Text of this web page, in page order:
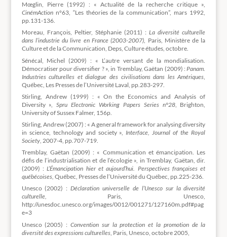
Mœglin, Pierre (1992) : « Actualité de la recherche critique »,
CinémActionn°63, “Les théories de la communication”, mars 1992,
pp.131-136.
Moreau, François, Peltier, Stéphanie (2011) :La diversité culturelle
dans l’industrie du livre en France (2003-2007), Paris, Ministère de la
Culture et de la Communication, Deps, Culture études, octobre.
Sénécal, Michel (2009) : « L’autre versant de la mondialisation.
Démocratiser pour diversifier ? », in Tremblay, Gaëtan (2009) : Panam.
Industries culturelles et dialogue des civilisations dans les Amériques
Québec, Les Presses de l’Université Laval, pp.283-297.
Stirling, Andrew (1999) : « On the Economics and Analysis of
Diversity »,Spru Electronic Working Papers Series n°28, Brighton,
University of Sussex Falmer, 156p.
Stirling, Andrew (2007) : « A general framework for analysing diversity
in science, technology and society », Interface, Journal of the Royal
Society, 2007-4, pp.707-719.
Tremblay, Gaëtan (2009) : « Communication et émancipation. Les
défis de l’industrialisation et de l’écologie », in Tremblay, Gaëtan, dir.
(2009) :L’Émancipation hier et aujourd’hui. Perspectives françaises et
québécoises, Québec, Presses de l’Université du Québec, pp.225-236.
Unesco (2002) :Déclaration universelle de l’Unesco sur la diversité
culturelle, Paris, Unesco,
http://unesdoc.unesco.org/images/0012/001271/127160m.pdf#pag
e=3
Unesco (2005) : Convention sur la protection et la promotion de la
diversité des expressions culturelles, Paris, Unesco, octobre 2005,